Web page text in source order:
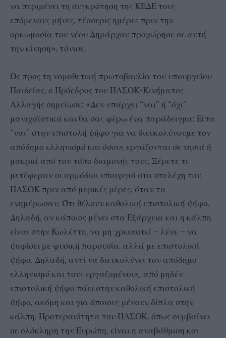
να περιμένει τη συγκρότηση της ΚΕΔΕ τους
επόμενους μήνες, τέσσερις ημέρες πριν την
ορκωμοσία του νέου Δημάρχου προχώρησε σε αυτή
την κίνηση», τόνισε.
Ως προς τη νομοθετική πρωτοβουλία του υπουργείου
Παιδείας, ο Πρόεδρος του ΠΑΣΟΚ-Κινήματος
Αλλαγής σημείωσε: «Δεν υπάρχει “ναι” ή “όχι”
μανιχαϊστικά και θα σας φέρω ένα παράδειγμα: Είπα
“ναι” στην επιστολή ψήφο για να διευκολύνουμε τον
απόδημο ελληνισμό και όσους εργάζονται σε νησιά ή
μακριά από τον τόπο διαμονής τους. Ξέρετε τι
μετέφεραν οι αρμόδιοι υπουργοί στα στελέχη του
ΠΑΣΟΚ πριν από μερικές μέρες, όταν τα
ενημέρωσαν; Ότι θέλουν καθολική επιστολική ψήφο.
Δηλαδή, αν κάποιος μένει στα Εξάρχεια και η κάλπη
είναι στην Κωλέττη, να μη χρειαστεί – λένε – να
ψηφίσει με φυσική παρουσία, αλλά με επιστολική
ψήφο. Δηλαδή, αντί να διευκολύνει τον απόδημο
ελληνισμό και τους εργαζομένους, από μηδέν
επιστολική ψήφο πάει στην καθολική επιστολική
ψήφο, ακόμη και για όποιους μένουν δίπλα στην
κάλπη. Προτεραιότητα του ΠΑΣΟΚ, όπως συμβαίνει
σε ολόκληρη την Ευρώπη, είναι η αναβάθμιση και